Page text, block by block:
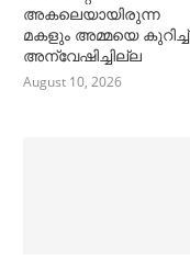
അകലെയായിരുന്ന
മകളും അമ്മയെ കുറിച്ച്‌
അന്വേഷിച്ചില്ല
August 10, 2026